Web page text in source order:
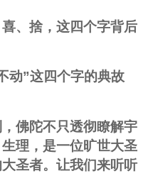
、捨，这四个字背后
动”这四个字的典故
佛陀不只透彻瞭解宇
理，是一位旷世大圣
圣者。让我们来听听